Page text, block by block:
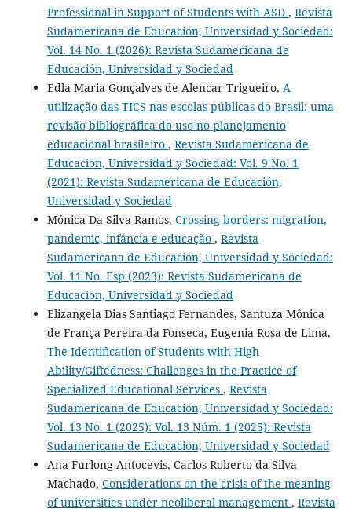
Professional in Support of Students with ASD , Revista
Sudamericana de Educación, Universidad y Sociedad:
Vol. 14 No. 1 (2026): Revista Sudamericana de
Educación, Universidad y Sociedad
Edla Maria Gonçalves de Alencar Trigueiro, A
utilização das TICS nas escolas públicas do Brasil: uma
revisão bibliográfica do uso no planejamento
educacional brasileiro , Revista Sudamericana de
Educación, Universidad y Sociedad: Vol. 9 No. 1
(2021): Revista Sudamericana de Educación,
Universidad y Sociedad
Mónica Da Silva Ramos, Crossing borders: migration,
pandemic, infância e educação , Revista
Sudamericana de Educación, Universidad y Sociedad:
Vol. 11 No. Esp (2023): Revista Sudamericana de
Educación, Universidad y Sociedad
Elizangela Dias Santiago Fernandes, Santuza Mônica
de França Pereira da Fonseca, Eugenia Rosa de Lima,
The Identification of Students with High
Ability/Giftedness: Challenges in the Practice of
Specialized Educational Services , Revista
Sudamericana de Educación, Universidad y Sociedad:
Vol. 13 No. 1 (2025): Vol. 13 Núm. 1 (2025): Revista
Sudamericana de Educación, Universidad y Sociedad
Ana Furlong Antocevis, Carlos Roberto da Silva
Machado, Considerations on the crisis of the meaning
of universities under neoliberal management , Revista